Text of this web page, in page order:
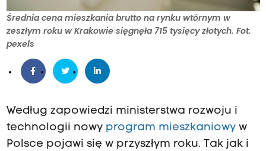
Średnia cena mieszkania brutto na rynku wtórnym w
zeszłym roku w Krakowie sięgnęła 715 tysięcy złotych. Fot.
pexels
Według zapowiedzi ministerstwa rozwoju i
technologii nowy program mieszkaniowyw
Polsce pojawi się w przyszłym roku. Tak jak i